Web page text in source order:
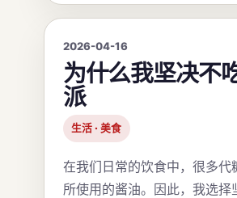
2026-04-16
为什么我坚决不
派
生活 · 美食
在我们日常的饮食中，很多
所使用的酱油。因此，我选